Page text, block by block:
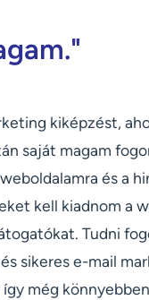
kiképzést,
saját magam
és a
kell kiadnom a
Tudni
sikeres e-mail
még